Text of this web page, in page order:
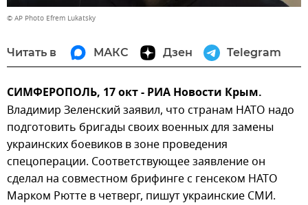
© AP Photo Efrem Lukatsky
Читать в МАКС Дзен Telegram
СИМФЕРОПОЛЬ, 17 окт - РИА Новости Крым.
Владимир Зеленский заявил, что странам НАТО надо
подготовить бригады своих военных для замены
украинских боевиков в зоне проведения
спецоперации. Соответствующее заявление он
сделал на совместном брифинге с генсеком НАТО
Марком Рютте в четверг, пишут украинские СМИ.